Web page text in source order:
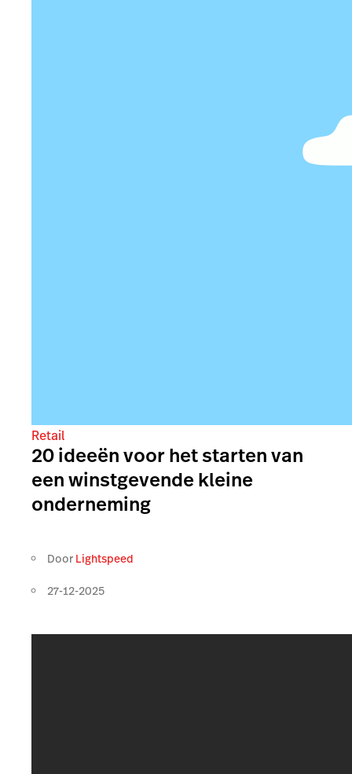
Retail
20 ideeën voor het starten van
een winstgevende kleine
onderneming
Door Lightspeed
27-12-2025